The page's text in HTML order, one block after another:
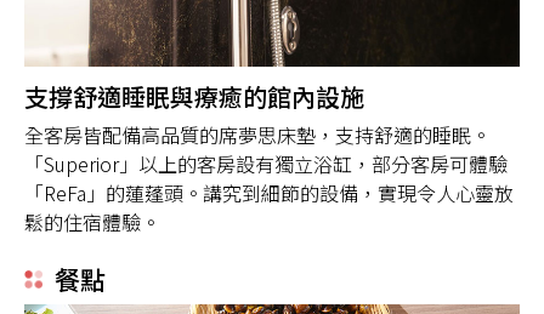
支撐舒適睡眠與療癒的館內設施
全客房皆配備高品質的席夢思床墊，支持舒適的睡眠。
「Superior」以上的客房設有獨立浴缸，部分客房可體驗
「ReFa」的蓮蓬頭。講究到細節的設備，實現令人心靈放
鬆的住宿體驗。
餐點